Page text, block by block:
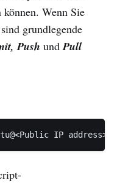
Wenn Sie
grundlegende
Push undPull
IP address>